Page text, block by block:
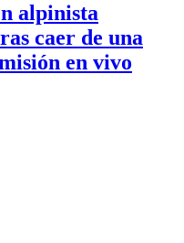
alpinista
caer de una
en vivo